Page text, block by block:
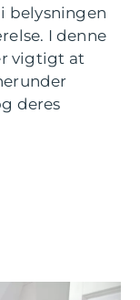
belysningen
I denne
vigtigt at
deres